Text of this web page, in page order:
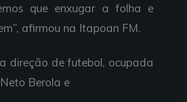
que enxugar a folha e
afirmou na Itapoan FM.
direção de futebol, ocupada
Berola e